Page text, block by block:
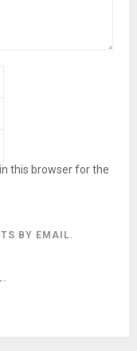
this browser for the
BY EMAIL.